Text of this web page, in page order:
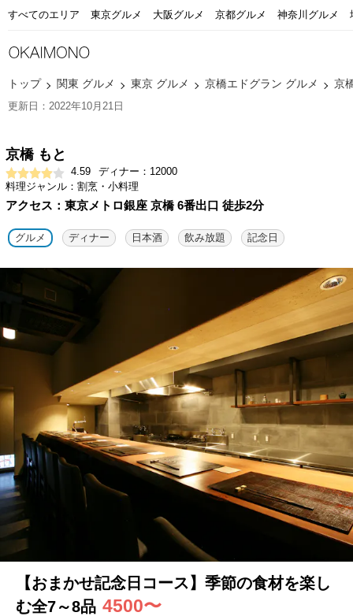
すべてのエリア 東京グルメ 大阪グルメ 京都グルメ 神奈川グルメ
トップ 関東 グルメ 東京 グルメ 京橋エドグラン グルメ 京
更新日：2022年10月21日
京橋 もと
4.59
ディナー：12000
料理ジャンル：割烹・小料理
アクセス：東京メトロ銀座 京橋 6番出口 徒歩2分
グルメ ディナー 日本酒 飲み放題 記念日
【おまかせ記念日 コース】季節の食材を楽し
む全7～8品 4500〜